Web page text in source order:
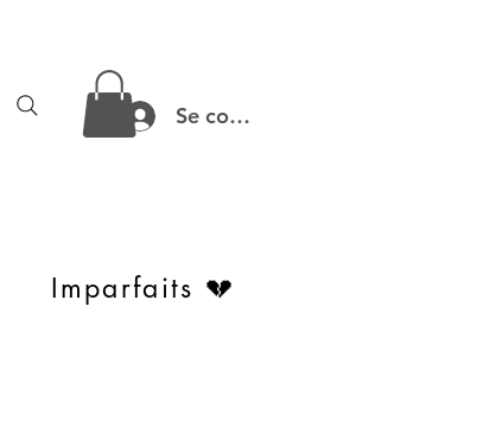
Se connecter
Imparfaits 💔